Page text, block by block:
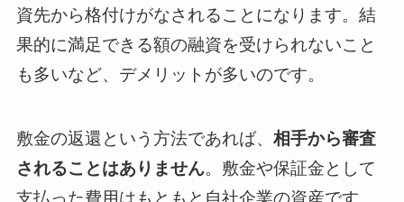
資先から格付けがなされることになります。結
果的に満足できる額の融資を受けられないこと
も多いなど、デメリットが多いのです。
敷金の返還という方法であれば、 相手から審査
されることはありません。敷金や保証金として
支払った費用はもともと自社企業の資産です。